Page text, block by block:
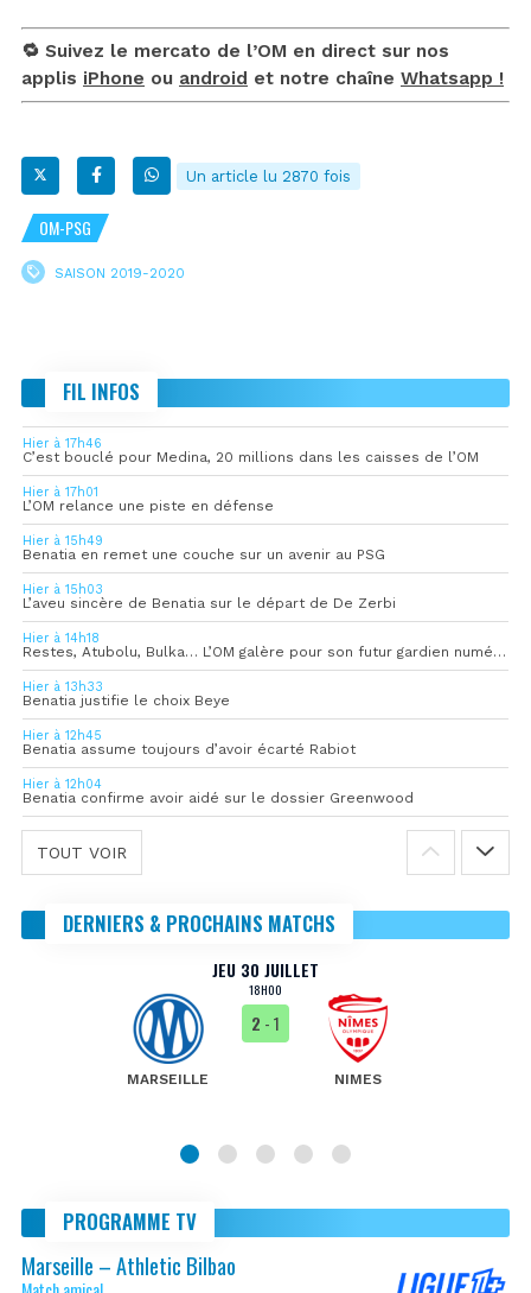
🔁 Suivez le mercato de l’OM en direct sur nos
applis iPhone ou android et notre chaîne Whatsapp !
Un article lu 2870 fois
OM-PSG
SAISON 2019-2020
FIL INFOS
Hier à 17h46
C’est bouclé pour Medina, 20 millions dans les caisses de l’OM
Hier à 17h01
L’OM relance une piste en défense
Hier à 15h49
Benatia en remet une couche sur un avenir au PSG
Hier à 15h03
L’aveu sincère de Benatia sur le départ de De Zerbi
Hier à 14h18
Restes, Atubolu, Bulka… L’OM galère pour son futur gardien numéro 1
Hier à 13h33
Benatia justifie le choix Beye
Hier à 12h45
Benatia assume toujours d’avoir écarté Rabiot
Hier à 12h04
Benatia confirme avoir aidé sur le dossier Greenwood
TOUT VOIR
DERNIERS & PROCHAINS MATCHS
JEU 30 JUILLET
18H00
MARSEILLE
2 - 1
NIMES
PROGRAMME TV
Marseille – Athletic Bilbao